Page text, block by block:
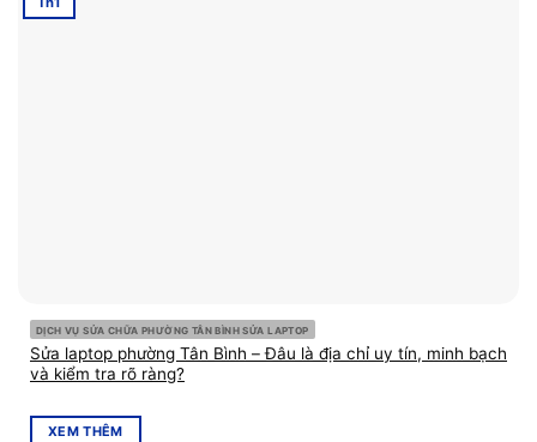
DỊCH VỤ SỬA CHỮA PHƯỜNG TÂN BÌNH SỬA LAPTOP
Sửa laptop phường Tân Bình – Đâu là địa chỉ uy tín, minh bạch
và kiểm tra rõ ràng?
XEM THÊM